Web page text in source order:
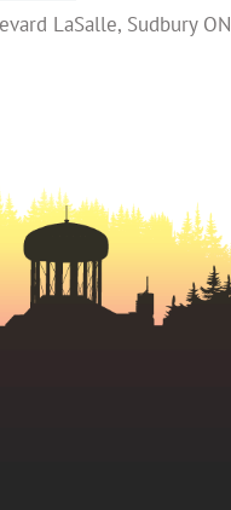
LaSalle, Sudbury ON